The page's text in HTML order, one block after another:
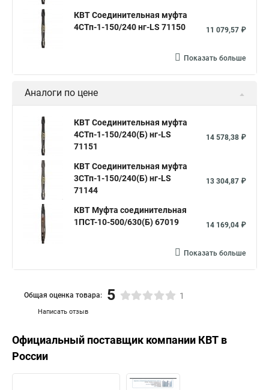
КВТ Соединительная муфта
4СТп-1-150/240 нг-LS 71150
11 079,57 ₽
Показать больше
Аналоги по цене
КВТ Соединительная муфта
4СТп-1-150/240(Б) нг-LS
71151
14 578,38 ₽
КВТ Соединительная муфта
3СТп-1-150/240(Б) нг-LS
71144
13 304,87 ₽
КВТ Муфта соединительная
1ПCТ-10-500/630(Б) 67019
14 169,04 ₽
Показать больше
Написать отзыв
Общая оценка товара: 5 1
Официальный поставщик компании КВТ в
России